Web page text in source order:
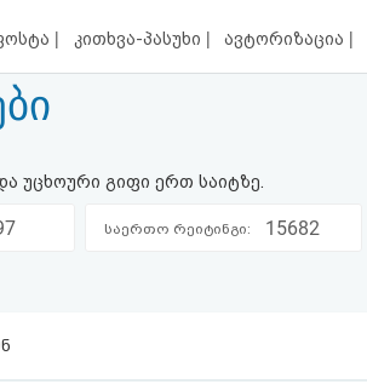
| კითხვა-პასუხი | ავტორიზაცია |
უცხოური გიფი ერთ საიტზე.
საერთო რეიტინგი: 15682